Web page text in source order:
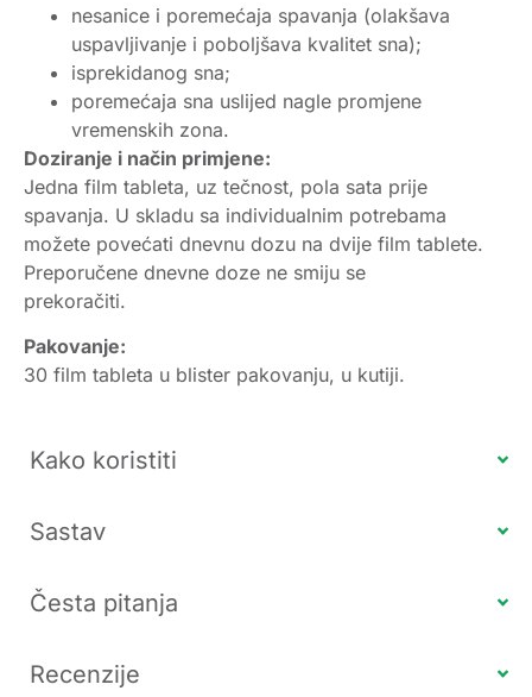
nesanice i poremećaja spavanja (olakšava
uspavljivanje i poboljšava kvalitet sna);
isprekidanog sna;
poremećaja sna uslijed nagle promjene
vremenskih zona.
Doziranje i način primjene:
Jedna film tableta, uz tečnost, pola sata prije
spavanja. U skladu sa individualnim potrebama
možete povećati dnevnu dozu na dvije film tablete.
Preporučene dnevne doze ne smiju se
prekoračiti.
Pakovanje:
30 film tableta u blister pakovanju, u kutiji.
Kako koristiti
Sastav
Česta pitanja
Recenzije